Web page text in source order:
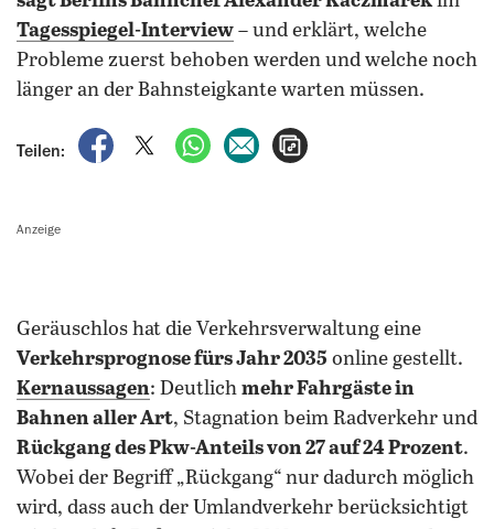
Tagesspiegel-Interview – und erklärt, welche
Probleme zuerst behoben werden und welche noch
länger an der Bahnsteigkante warten müssen.
Teilen:
auf Facebook teilen
auf X teilenper WhatsApp teilen
per E-Mail teilen
Anzeige
Geräuschlos hat die Verkehrsverwaltung eine
Verkehrsprognose fürs Jahr 2035 online gestellt.
Kernaussagen: Deutlich mehr Fahrgäste in
Bahnen aller Art, Stagnation beim Radverkehr und
Rückgang des Pkw-Anteils von 27 auf 24 Prozent.
Wobei der Begriff „Rückgang“ nur dadurch möglich
wird, dass auch der Umlandverkehr berücksichtigt